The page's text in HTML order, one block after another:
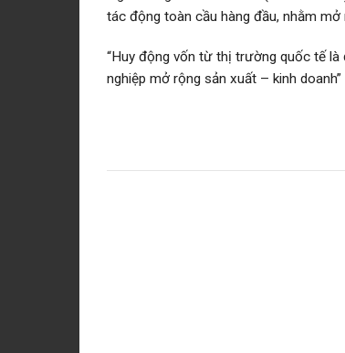
tác động toàn cầu hàng đầu, nhằm
“Huy động vốn từ thị trường quốc tế là
nghiệp mở rộng sản xuất – kinh